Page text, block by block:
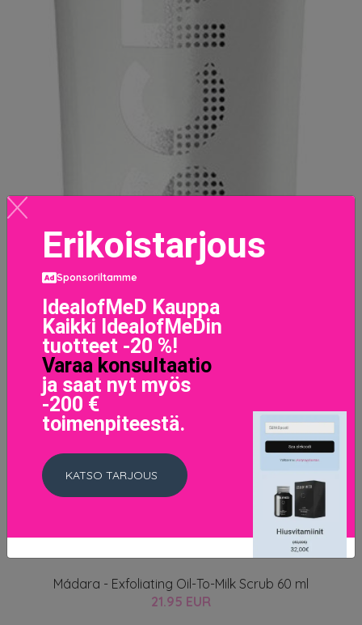
Mádara - Exfoliating Oil-To-Milk Scrub 60 ml
21.95 EUR
Erikoistarjous
Sponsoriltamme
IdealofMeD Kauppa
Kaikki IdealofMeDin
tuotteet -20 %!
Varaa konsultaatio
ja saat nyt myös
-200 €
toimenpiteestä.
KATSO TARJOUS